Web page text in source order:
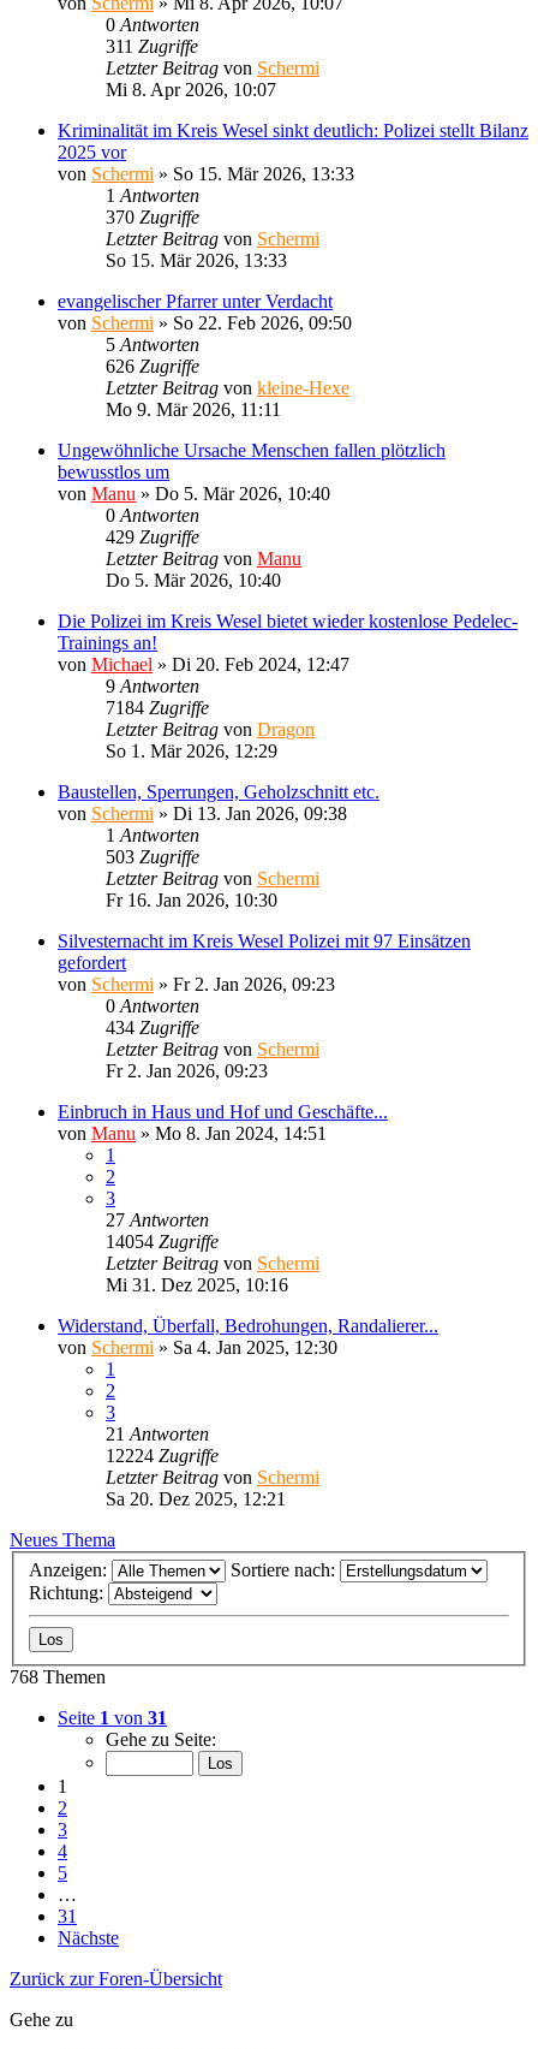
0 Antworten
311 Zugriffe
Letzter Beitrag von Schermi
Mi 8. Apr 2026, 10:07
Kriminalität im Kreis Wesel sinkt deutlich: Polizei stellt Bilanz
2025 vor
von Schermi » So 15. Mär 2026, 13:33
1 Antworten
370 Zugriffe
Letzter Beitrag von Schermi
So 15. Mär 2026, 13:33
evangelischer Pfarrer unter Verdacht
von Schermi » So 22. Feb 2026, 09:50
5 Antworten
626 Zugriffe
Letzter Beitrag von kleine-Hexe
Mo 9. Mär 2026, 11:11
Ungewöhnliche Ursache Menschen fallen plötzlich
bewusstlos um
von Manu » Do 5. Mär 2026, 10:40
0 Antworten
429 Zugriffe
Letzter Beitrag von Manu
Do 5. Mär 2026, 10:40
Die Polizei im Kreis Wesel bietet wieder kostenlose Pedelec-
Trainings an!
von Michael » Di 20. Feb 2024, 12:47
9 Antworten
7184 Zugriffe
Letzter Beitrag von Dragon
So 1. Mär 2026, 12:29
Baustellen, Sperrungen, Geholzschnitt etc.
von Schermi » Di 13. Jan 2026, 09:38
1 Antworten
503 Zugriffe
Letzter Beitrag von Schermi
Fr 16. Jan 2026, 10:30
Silvesternacht im Kreis Wesel Polizei mit 97 Einsätzen
gefordert
von Schermi » Fr 2. Jan 2026, 09:23
0 Antworten
434 Zugriffe
Letzter Beitrag von Schermi
Fr 2. Jan 2026, 09:23
Einbruch in Haus und Hof und Geschäfte...
von Manu » Mo 8. Jan 2024, 14:51
1
2
3
27 Antworten
14054 Zugriffe
Letzter Beitrag von Schermi
Mi 31. Dez 2025, 10:16
Widerstand, Überfall, Bedrohungen, Randalierer...
von Schermi » Sa 4. Jan 2025, 12:30
1
2
3
21 Antworten
12224 Zugriffe
Letzter Beitrag von Schermi
Sa 20. Dez 2025, 12:21
Neues Thema
Anzeigen:
Sortiere nach:
Richtung:
768 Themen
Seite 1 von 31
Gehe zu Seite:
1
2
3
4
5
…
31
Nächste
Zurück zur Foren-Übersicht
Gehe zu